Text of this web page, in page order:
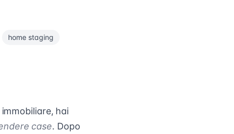
home staging
hai
case. Dopo